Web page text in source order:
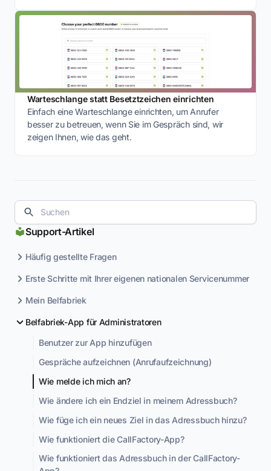
Support-Artikel
Häufig gestellte Fragen
Erste Schritte mit Ihrer eigenen nationalen Servicenummer
Mein Belfabriek
Belfabriek-App für Administratoren
Benutzer zur App hinzufügen
Gespräche aufzeichnen (Anrufaufzeichnung)
Wie melde ich mich an?
Wie ändere ich ein Endziel in meinem Adressbuch?
Wie füge ich ein neues Ziel in das Adressbuch hinzu?
Wie funktioniert die CallFactory-App?
Wie funktioniert das Adressbuch in der CallFactory-
Warteschlange statt Besetztzeichen einrichten
Einfach eine Warteschlange einrichten, um Anrufer
besser zu betreuen, wenn Sie im Gespräch sind, wir
zeigen Ihnen, wie das geht.